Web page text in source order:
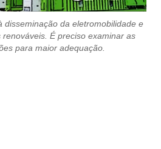
disseminação da eletromobilidade e
É preciso examinar as
para maior adequação.